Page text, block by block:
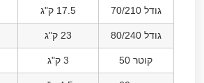
גודל 70/210 17.5 ק"ג
גודל 80/240 23 ק"ג
קוטר 50 3 ק"ג